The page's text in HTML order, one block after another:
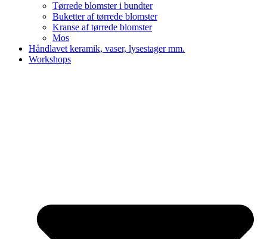
Tørrede blomster i bundter
Buketter af tørrede blomster
Kranse af tørrede blomster
Mos
Håndlavet keramik, vaser, lysestager mm.
Workshops